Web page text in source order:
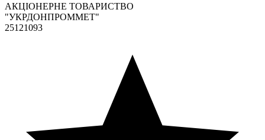
АКЦІОНЕРНЕ ТОВАРИСТВО
"УКРДОНПРОММЕТ"
25121093